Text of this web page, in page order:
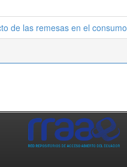
de las remesas en el